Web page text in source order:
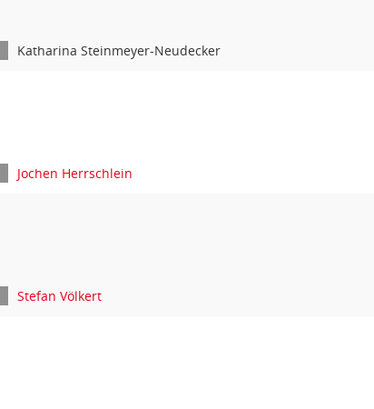
Katharina Steinmeyer-Neudecker
Jochen Herrschlein
Stefan Völkert